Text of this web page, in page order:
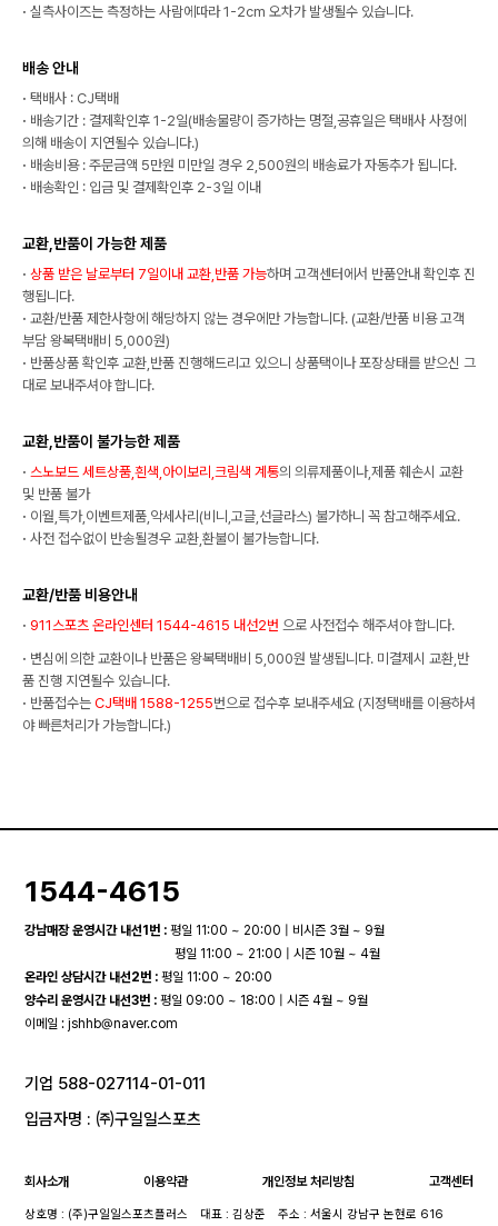
· 실측사이즈는 측정하는 사람에따라 1-2cm 오차가 발생될수 있습니다.
배송 안내
· 택배사 : CJ택배
· 배송기간 : 결제확인후 1-2일(배송물량이 증가하는 명절,공휴일은 택배사 사정에
의해 배송이 지연될수 있습니다.)
· 배송비용 : 주문금액 5만원 미만일 경우 2,500원의 배송료가 자동추가 됩니다.
· 배송확인 : 입금 및 결제확인후 2-3일 이내
교환,반품이 가능한 제품
· 상품 받은 날로부터 7일이내 교환,반품 가능하며 고객센터에서 반품안내 확인후 진
행됩니다.
· 교환/반품 제한사항에 해당하지 않는 경우에만 가능합니다. (교환/반품 비용 고객
부담 왕복택배비 5,000원)
· 반품상품 확인후 교환,반품 진행해드리고 있으니 상품택이나 포장상태를 받으신 그
대로 보내주셔야 합니다.
교환,반품이 불가능한 제품
· 스노보드 세트상품,흰색,아이보리,크림색 계통의 의류제품이나,제품 훼손시 교환
및 반품 불가
· 이월,특가,이벤트제품,악세사리(비니,고글,선글라스) 불가하니 꼭 참고해주세요.
· 사전 접수없이 반송될경우 교환,환불이 불가능합니다.
교환/반품 비용안내
· 911스포츠 온라인센터 1544-4615 내선2번 으로 사전접수 해주셔야 합니다.
· 변심에 의한 교환이나 반품은 왕복택배비 5,000원 발생됩니다. 미결제시 교환,반
품 진행 지연될수 있습니다.
· 반품접수는 CJ택배 1588-1255번으로 접수후 보내주세요 (지정택배를 이용하셔
야 빠른처리가 가능합니다.)
1544-4615
강남매장 운영시간 내선1번 : 평일 11:00 ~ 20:00 | 비시즌 3월 ~ 9월
평일 11:00 ~ 21:00 | 시즌 10월 ~ 4월
온라인 상담시간 내선2번 : 평일 11:00 ~ 20:00
양수리 운영시간 내선3번 : 평일 09:00 ~ 18:00 | 시즌 4월 ~ 9월
이메일 :jshhb@naver.com
기업 588-027114-01-011
입금자명 : ㈜구일일스포츠
회사소개 이용약관 개인정보 처리방침 고객센터
상호명 : (주)구일일스포츠플러스 대표 : 김상준 주소 : 서울시 강남구 논현로 616